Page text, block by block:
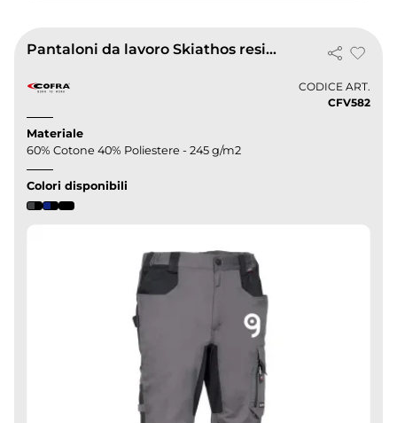
Pantaloni da lavoro Skiathos resistenti multitasche
CODICE ART.
CFV582
Materiale
60% Cotone 40% Poliestere - 245 g/m2
Colori disponibili